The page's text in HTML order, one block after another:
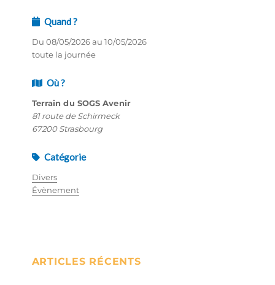
Quand ?
Du 08/05/2026 au 10/05/2026
toute la journée
Où ?
Terrain du SOGS Avenir
81 route de Schirmeck
67200 Strasbourg
Catégorie
Divers
Évènement
ARTICLES RÉCENTS